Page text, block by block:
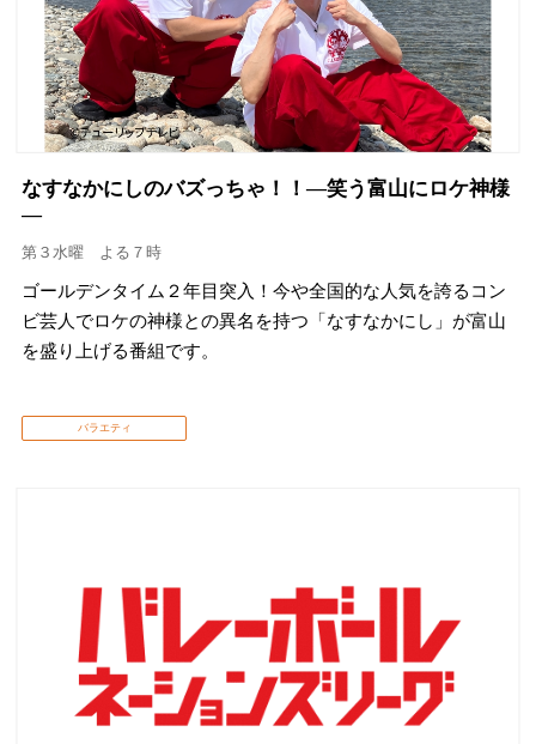
なすなかにしのバズっちゃ！！―笑う富山にロケ神様
―
第３水曜 よる７時
ゴールデンタイム２年目突入！今や全国的な人気を誇るコン
ビ芸人でロケの神様との異名を持つ「なすなかにし」が富山
を盛り上げる番組です。
バラエティ